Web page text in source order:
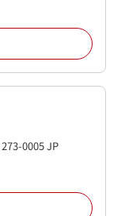
273-0005JP